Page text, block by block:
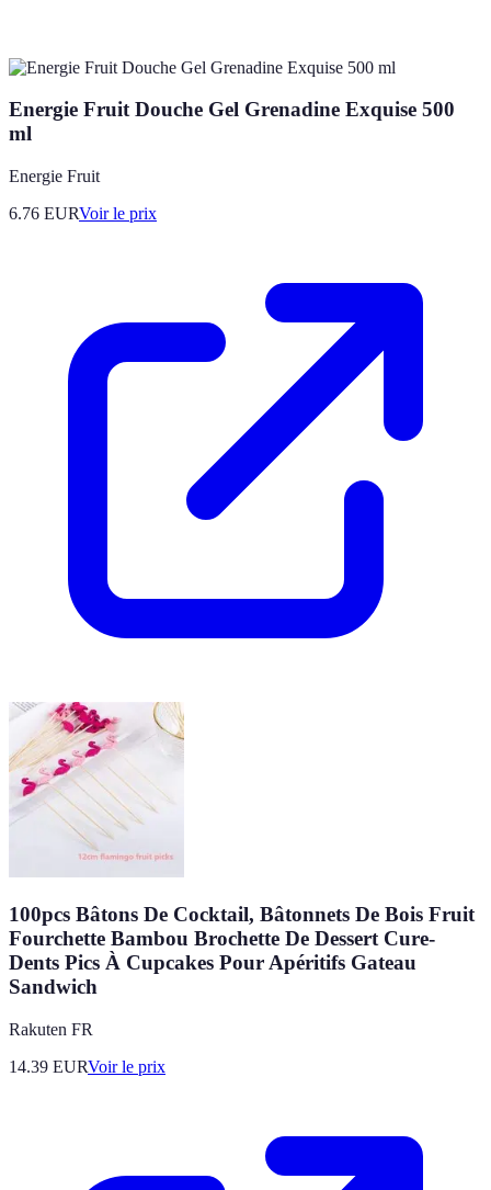
Energie Fruit Douche Gel Grenadine Exquise 500
ml
Energie Fruit
6.76 EURVoir le prix
100pcs Bâtons De Cocktail, Bâtonnets De Bois Fruit
Fourchette Bambou Brochette De Dessert Cure-
Dents Pics À Cupcakes Pour Apéritifs Gateau
Sandwich
Rakuten FR
14.39 EURVoir le prix